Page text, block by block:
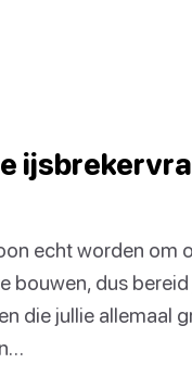
echt worden om
bouwen, dus
die jullie allemaal